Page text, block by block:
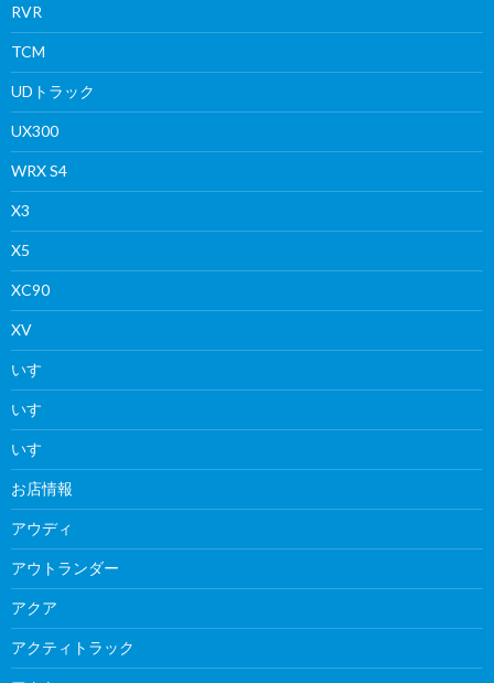
RVR
TCM
UDトラック
UX300
WRX S4
X3
X5
XC90
XV
いすゞ
いすゞ
いすゞ
お店情報
アウディ
アウトランダー
アクア
アクティトラック